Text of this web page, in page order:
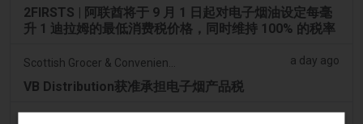
2FIRSTS | 阿联酋将于 9 月 1 日起对电子烟油设定每毫
升 1 迪拉姆的最低消费税价格，同时维持 100% 的税率
a day ago
VB Distribution获准承担电子烟产品税